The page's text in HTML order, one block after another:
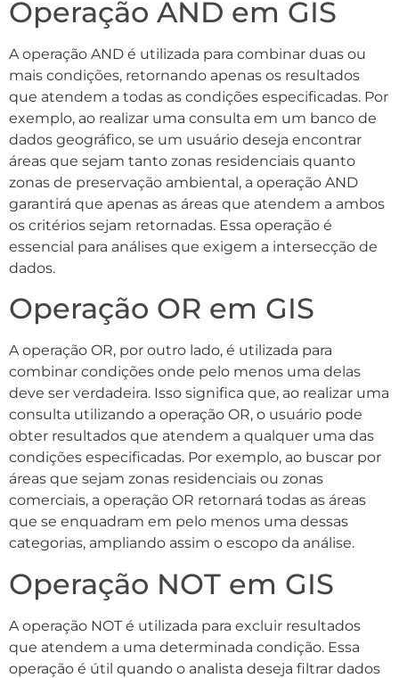
Operação AND em GIS
A operação AND é utilizada para combinar duas ou
mais condições, retornando apenas os resultados
que atendem a todas as condições especificadas. Por
exemplo, ao realizar uma consulta em um banco de
dados geográfico, se um usuário deseja encontrar
áreas que sejam tanto zonas residenciais quanto
zonas de preservação ambiental, a operação AND
garantirá que apenas as áreas que atendem a ambos
os critérios sejam retornadas. Essa operação é
essencial para análises que exigem a intersecção de
dados.
Operação OR em GIS
A operação OR, por outro lado, é utilizada para
combinar condições onde pelo menos uma delas
deve ser verdadeira. Isso significa que, ao realizar uma
consulta utilizando a operação OR, o usuário pode
obter resultados que atendem a qualquer uma das
condições especificadas. Por exemplo, ao buscar por
áreas que sejam zonas residenciais ou zonas
comerciais, a operação OR retornará todas as áreas
que se enquadram em pelo menos uma dessas
categorias, ampliando assim o escopo da análise.
Operação NOT em GIS
A operação NOT é utilizada para excluir resultados
que atendem a uma determinada condição. Essa
operação é útil quando o analista deseja filtrar dados